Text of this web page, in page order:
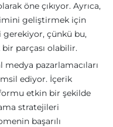
öne çıkıyor. Ayrıca,
geliştirmek için
çünkü bu,
bir parçası olabilir.
pazarlamacıları
ediyor. İçerik
etkin bir şekilde
stratejileri
başarılı